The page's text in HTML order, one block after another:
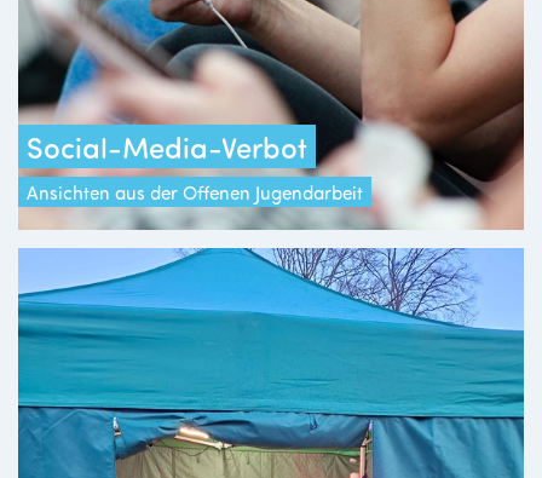
Social-Media-Verbot
Ansichten aus der Offenen Jugendarbeit